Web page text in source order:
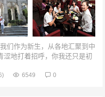
们作为新生，从各地汇聚到中
涩地打着招呼，你我还只是初
6549 0